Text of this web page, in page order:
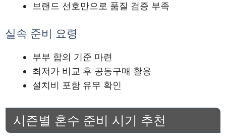
브랜드 선호만으로 품질 검증 부족
실속 준비 요령
부부 합의 기준 마련
최저가 비교 후 공동구매 활용
설치비 포함 유무 확인
시즌별 혼수 준비 시기 추천